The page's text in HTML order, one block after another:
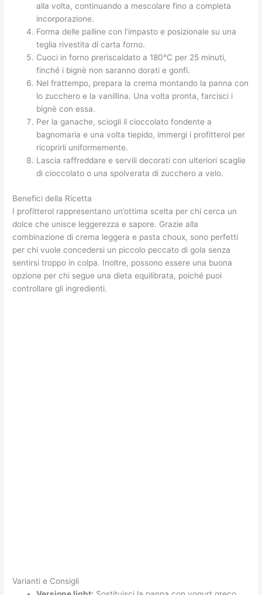
alla volta, continuando a mescolare fino a completa
incorporazione.
Forma delle palline con l’impasto e posizionale su una
teglia rivestita di carta forno.
Cuoci in forno preriscaldato a 180°C per 25 minuti,
finché i bignè non saranno dorati e gonfi.
Nel frattempo, prepara la crema montando la panna con
lo zucchero e la vanillina. Una volta pronta, farcisci i
bignè con essa.
Per la ganache, sciogli il cioccolato fondente a
bagnomaria e una volta tiepido, immergi i profitterol per
ricoprirli uniformemente.
Lascia raffreddare e servili decorati con ulteriori scaglie
di cioccolato o una spolverata di zucchero a velo.
Benefici della Ricetta
I profitterol rappresentano un’ottima scelta per chi cerca un
dolce che unisce leggerezza e sapore. Grazie alla
combinazione di crema leggera e pasta choux, sono perfetti
per chi vuole concedersi un piccolo peccato di gola senza
sentirsi troppo in colpa. Inoltre, possono essere una buona
opzione per chi segue una dieta equilibrata, poiché puoi
controllare gli ingredienti.
Varianti e Consigli